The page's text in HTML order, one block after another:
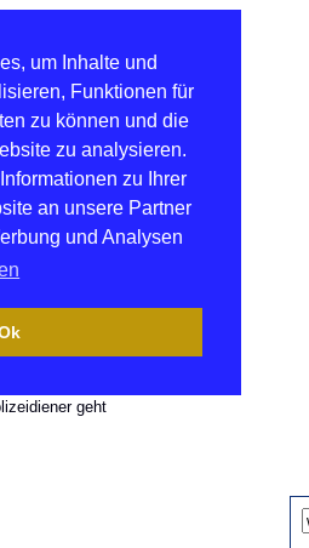
um Inhalte und
Funktionen für
zu können und die
zu analysieren.
zu Ihrer
an unsere Partner
und Analysen
geht